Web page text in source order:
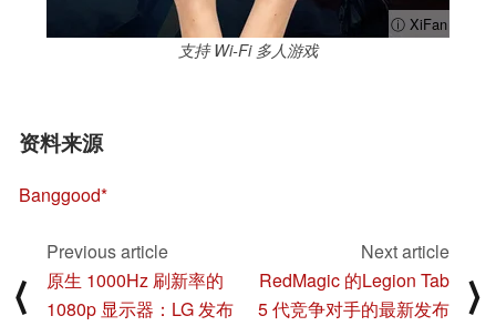
ⓘ XiFan
支持 Wi-Fi 多人游戏
资料来源
Banggood
⟨
Previous article
原生 1000Hz 刷新率的
1080p 显示器：LG 发布
Next article
RedMagic 的Legion Tab
5 代竞争对手的最新发布
⟩